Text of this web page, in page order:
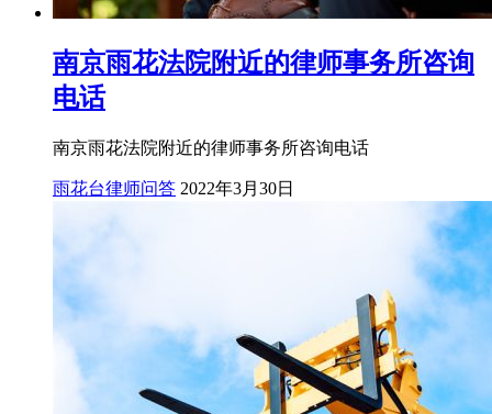
南京雨花法院附近的律师事务所咨询
电话
南京雨花法院附近的律师事务所咨询电话
雨花台律师问答 2022年3月30日